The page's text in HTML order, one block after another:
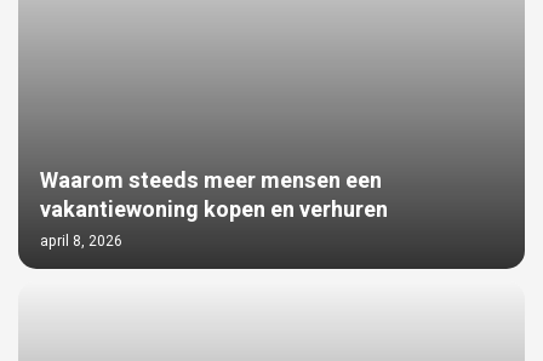
Waarom steeds meer mensen een
vakantiewoning kopen en verhuren
april 8, 2026